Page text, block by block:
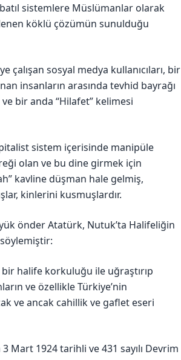
sistemlere Müslümanlar olarak
köklü çözümün sunulduğu
sosyal medya kullanıcıları, bir
insanların arasında tevhid bayrağı
bir anda “Hilafet” kelimesi
sistem içerisinde manipüle
olan ve bu dine girmek için
kavline düşman hale gelmiş,
kinlerini kusmuşlardır.
önder Atatürk, Nutuk’ta Halifeliğin
halife korkuluğu ile uğraştırıp
ve özellikle Türkiye’nin
ve ancak cahillik ve gaflet eseri
Mart 1924 tarihli ve 431 sayılı Devrim